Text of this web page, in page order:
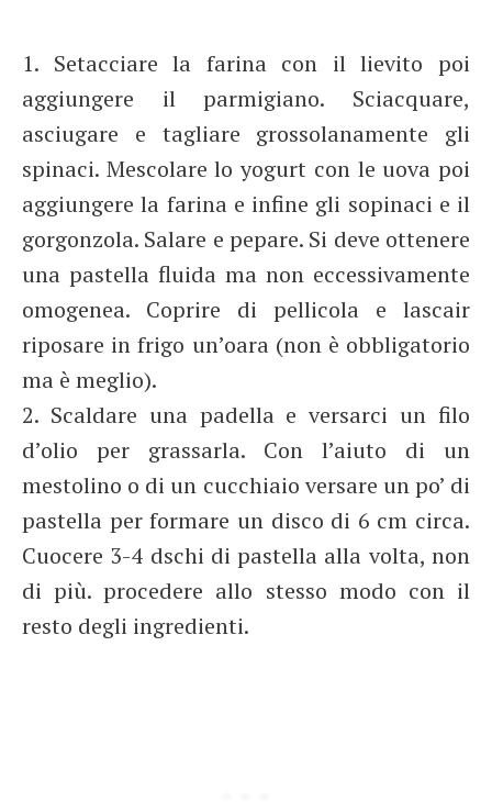
1. Setacciare la farina con il lievito poi
aggiungere il parmigiano. Sciacquare,
asciugare e tagliare grossolanamente gli
spinaci. Mescolare lo yogurt con le uova poi
aggiungere la farina e infine gli sopinaci e il
gorgonzola. Salare e pepare. Si deve ottenere
una pastella fluida ma non eccessivamente
omogenea. Coprire di pellicola e lascair
riposare in frigo un’oara (non è obbligatorio
ma è meglio).
2. Scaldare una padella e versarci un filo
d’olio per grassarla. Con l’aiuto di un
mestolino o di un cucchiaio versare un po’ di
pastella per formare un disco di 6 cm circa.
Cuocere 3-4 dschi di pastella alla volta, non
di più. procedere allo stesso modo con il
resto degli ingredienti.